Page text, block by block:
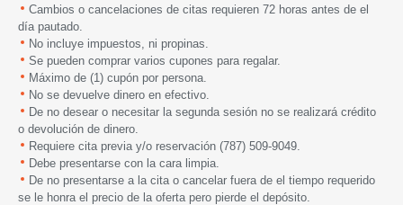
Cambios o cancelaciones de citas requieren 72 horas antes de el
día pautado.
No incluye impuestos, ni propinas.
Se pueden comprar varios cupones para regalar.
Máximo de (1) cupón por persona.
No se devuelve dinero en efectivo.
De no desear o necesitar la segunda sesión no se realizará crédito
o devolución de dinero.
Requiere cita previa y/o reservación (787) 509-9049.
Debe presentarse con la cara limpia.
De no presentarse a la cita o cancelar fuera de el tiempo requerido
se le honra el precio de la oferta pero pierde el depósito.